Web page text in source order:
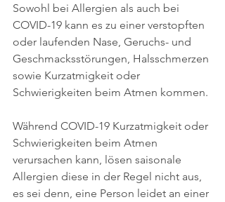
Sowohl bei Allergien als auch bei
COVID-19 kann es zu einer verstopften
oder laufenden Nase, Geruchs- und
Geschmacksstörungen, Halsschmerzen
sowie Kurzatmigkeit oder
Schwierigkeiten beim Atmen kommen.
Während COVID-19 Kurzatmigkeit oder
Schwierigkeiten beim Atmen
verursachen kann, lösen saisonale
Allergien diese in der Regel nicht aus,
es sei denn, eine Person leidet an einer